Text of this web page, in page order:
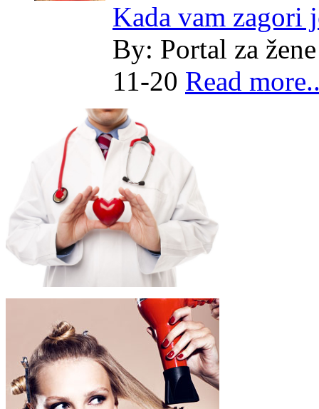
Kada vam zagori
By: Portal za žene
11-20 Read